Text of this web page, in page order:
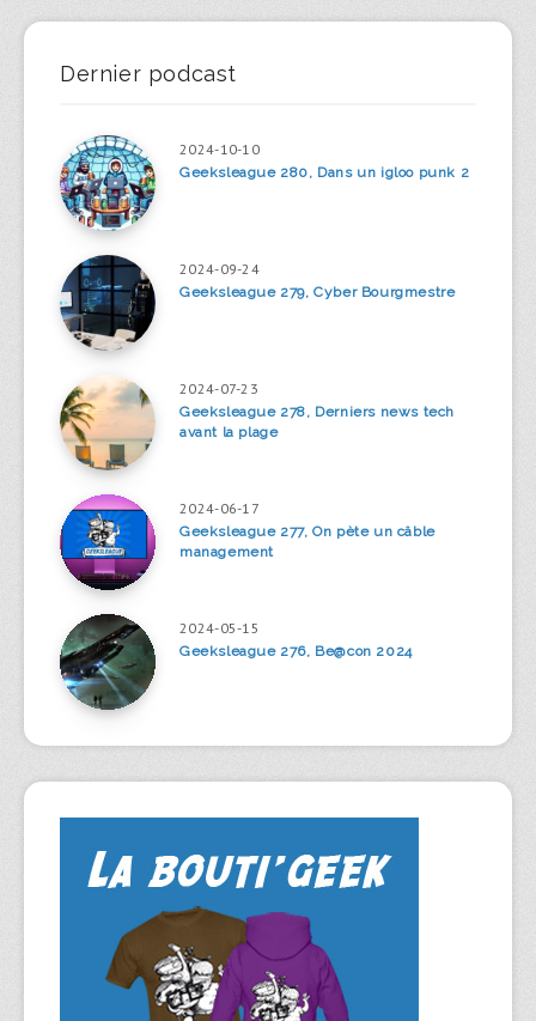
Dernier podcast
2024-10-10
Geeksleague 280, Dans un igloo punk 2
2024-09-24
Geeksleague 279, Cyber Bourgmestre
2024-07-23
Geeksleague 278, Derniers news tech
avant la plage
2024-06-17
Geeksleague 277, On pète un câble
management
2024-05-15
Geeksleague 276, Be@con 2024